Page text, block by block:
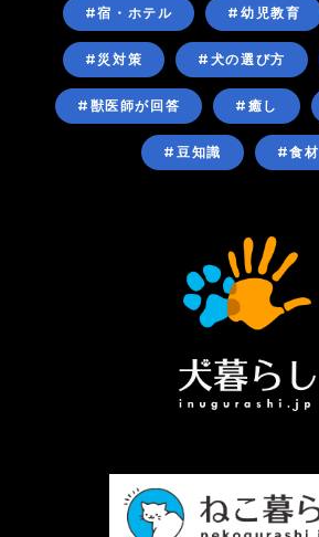
#宿・ホテル #幼児教育
#災対策 #犬の選び方
#獣医師が回答 #癒し
#豆知識 #食材